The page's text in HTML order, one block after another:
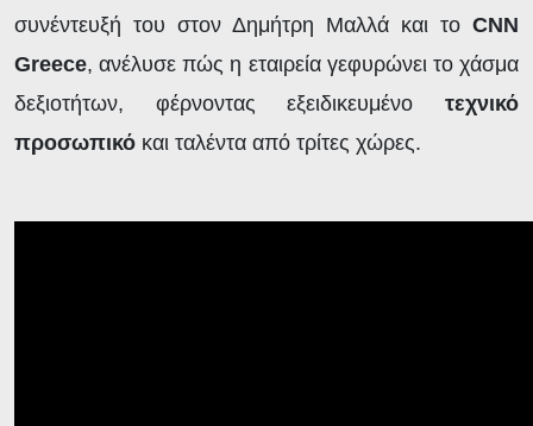
συνέντευξή του στον Δημήτρη Μαλλά και το CNN
Greece, ανέλυσε πώς η εταιρεία γεφυρώνει το χάσμα
δεξιοτήτων, φέρνοντας εξειδικευμένο τεχνικό
προσωπικό και ταλέντα από τρίτες χώρες.